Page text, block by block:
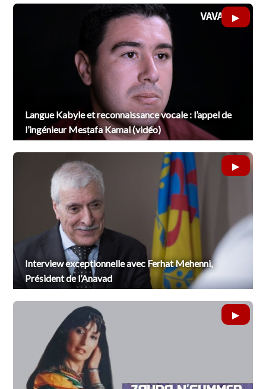
Langue Kabyle et reconnaissance vocale : l’appel de
l’ingénieur Mesṭafa Kamal (vidéo)
Interview exceptionnelle avec Ferhat Mehenni,
Président de l’Anavad